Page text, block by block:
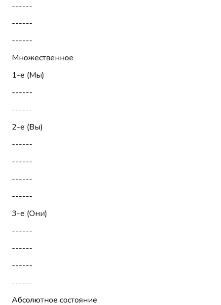
------
------
------
Множественное
1-е (Мы)
------
------
2-е (Вы)
------
------
------
------
3-е (Они)
------
------
------
------
Абсолютное состояние